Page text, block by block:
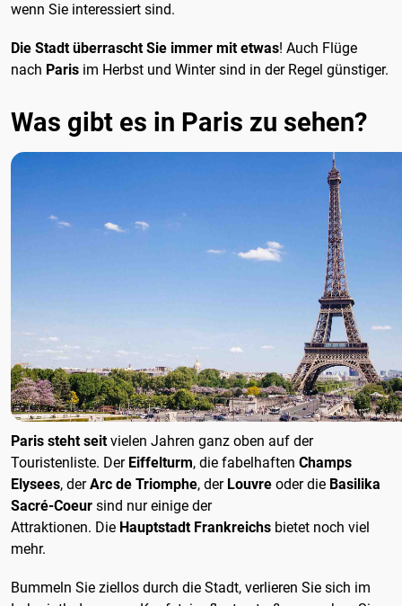
wenn Sie interessiert sind.
Die Stadt überrascht Sie immer mit etwas! Auch Flüge
nach Paris im Herbst und Winter sind in der Regel günstiger.
Was gibt es in Paris zu sehen?
Paris steht seitvielen Jahren ganz oben auf der
Touristenliste. Der Eiffelturm, die fabelhaften Champs
Elysees, derArc de Triomphe, der Louvre oder die Basilika
Sacré-Coeur sind nur einige der
Attraktionen. Die Hauptstadt Frankreichs bietet noch viel
mehr.
Bummeln Sie ziellos durch die Stadt, verlieren Sie sich im